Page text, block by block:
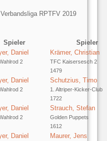
Verbandsliga RPTFV 2019
Spieler
Spieler
Daniel
2
Krämer, Christian
TFC Kaisersesch 2
1479
Daniel
2
Schutzius, Timo
1. Altriper-Kicker-Club
1722
Daniel
2
Strauch, Stefan
Golden Puppets
1612
Daniel Maurer, Jens